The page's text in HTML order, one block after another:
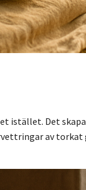
istället. Det
av torkat